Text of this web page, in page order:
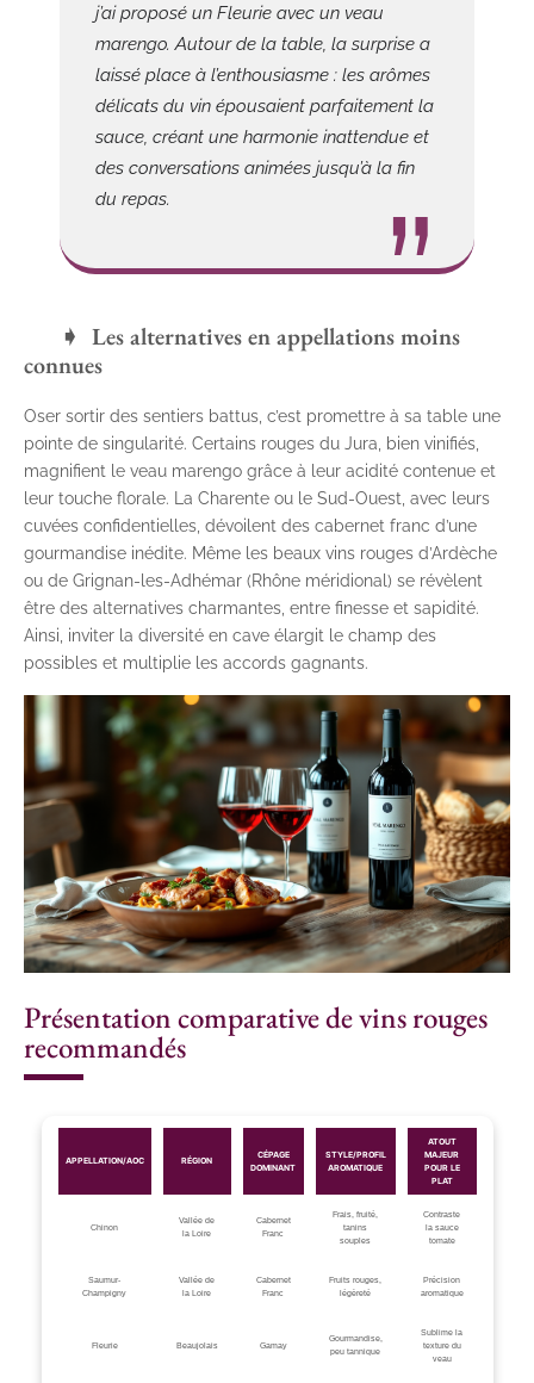
j’ai proposé un Fleurie avec un veau
marengo. Autour de la table, la surprise a
laissé place à l’enthousiasme : les arômes
délicats du vin épousaient parfaitement la
sauce, créant une harmonie inattendue et
des conversations animées jusqu’à la fin
du repas.
Les alternatives en appellations moins
connues
Oser sortir des sentiers battus, c’est promettre à sa table une
pointe de singularité. Certains rouges du Jura, bien vinifiés,
magnifient le veau marengo grâce à leur acidité contenue et
leur touche florale. La Charente ou le Sud-Ouest, avec leurs
cuvées confidentielles, dévoilent des cabernet franc d’une
gourmandise inédite. Même les beaux vins rouges d’Ardèche
ou de Grignan-les-Adhémar (Rhône méridional) se révèlent
être des alternatives charmantes, entre finesse et sapidité.
Ainsi, inviter la diversité en cave élargit le champ des
possibles et multiplie les accords gagnants.
Présentation comparative de vins rouges
recommandés
APPELLATION/AOC RÉGION
CÉPAGE
DOMINANT
STYLE/PROFIL
AROMATIQUE
ATOUT
MAJEUR
POUR LE
PLAT
Chinon
Vallée de
la Loire
Cabernet
Franc
Frais, fruité,
tanins
souples
Contraste
la sauce
tomate
Saumur-
Champigny
Vallée de
la Loire
Cabernet
Franc
Fruits rouges,
légèreté
Précision
aromatique
Fleurie Beaujolais Gamay
Gourmandise,
peu tannique
Sublime la
texture du
veau